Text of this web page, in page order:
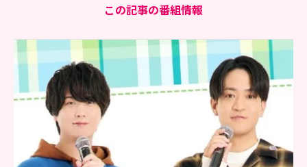
この記事の番組情報